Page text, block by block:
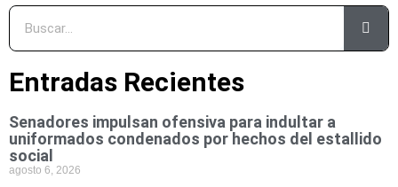
Entradas Recientes
Senadores impulsan ofensiva para indultar a
uniformados condenados por hechos del estallido
social
agosto 6, 2026